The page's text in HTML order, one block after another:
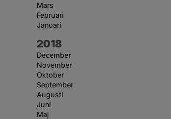
Mars
Februari
Januari
År:
2018
December
November
Oktober
September
Augusti
Juni
Maj